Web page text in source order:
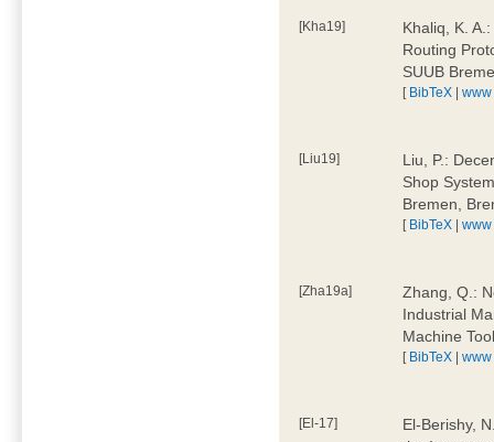
[Kha19]
Khaliq, K.
Routing
SUUB
[ BibTeX |www
[Liu19]
Liu, P.:
Shop
Bremen,
[ BibTeX |www
[Zha19a]
Zhang, Q.:
Industrial
Machine
[ BibTeX |www
[El-17]
El-Berishy,